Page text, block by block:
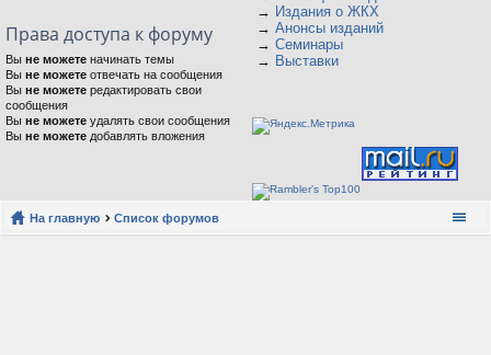
Права доступа к форуму
Вы не можете начинать темы
Вы не можете отвечать на сообщения
Вы не можете редактировать свои
сообщения
Вы не можете удалять свои сообщения
Вы не можете добавлять вложения
→ Издания о ЖКХ
→ Анонсы изданий
→ Семинары
→ Выставки
На главную Список форумов